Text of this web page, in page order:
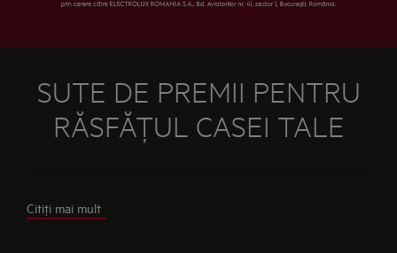
SUTE DE PREMII PENTRU
RĂSFĂŢUL CASEI TALE
octombrie 2025
Citiţi mai mult